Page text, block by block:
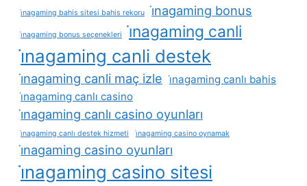
i̇nagaming bahis sitesi bahis rekoru i̇nagaming bonus
i̇nagaming bonus seçenekleri i̇nagaming canli
i̇nagaming canli destek
i̇nagaming canli maç izle i̇nagaming canlı bahis
i̇nagaming canlı casino
i̇nagaming canlı casino oyunları
i̇nagaming canlı destek hizmeti i̇nagaming casino oynamak
i̇nagaming casino oyunları
i̇nagaming casino sitesi